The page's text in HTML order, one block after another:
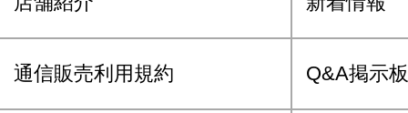
通信販売利用規約 Q&A掲示板